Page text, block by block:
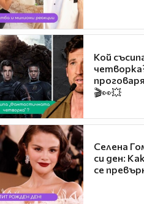
Кой
🎬👀💥
Селена
си ден:
се